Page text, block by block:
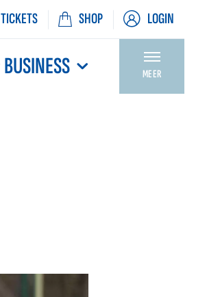
TICKETS SHOP LOGIN
BUSINESS MEER